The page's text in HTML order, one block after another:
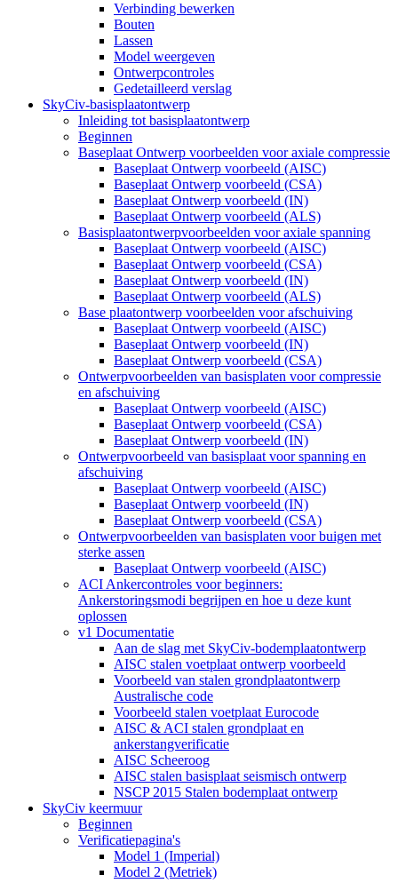
Verbinding bewerken
Bouten
Lassen
Model weergeven
Ontwerpcontroles
Gedetailleerd verslag
SkyCiv-basisplaatontwerp
Inleiding tot basisplaatontwerp
Beginnen
Baseplaat Ontwerp voorbeelden voor axiale compressie
Baseplaat Ontwerp voorbeeld (AISC)
Baseplaat Ontwerp voorbeeld (CSA)
Baseplaat Ontwerp voorbeeld (IN)
Baseplaat Ontwerp voorbeeld (ALS)
Basisplaatontwerpvoorbeelden voor axiale spanning
Baseplaat Ontwerp voorbeeld (AISC)
Baseplaat Ontwerp voorbeeld (CSA)
Baseplaat Ontwerp voorbeeld (IN)
Baseplaat Ontwerp voorbeeld (ALS)
Base plaatontwerp voorbeelden voor afschuiving
Baseplaat Ontwerp voorbeeld (AISC)
Baseplaat Ontwerp voorbeeld (IN)
Baseplaat Ontwerp voorbeeld (CSA)
Ontwerpvoorbeelden van basisplaten voor compressie
en afschuiving
Baseplaat Ontwerp voorbeeld (AISC)
Baseplaat Ontwerp voorbeeld (CSA)
Baseplaat Ontwerp voorbeeld (IN)
Ontwerpvoorbeeld van basisplaat voor spanning en
afschuiving
Baseplaat Ontwerp voorbeeld (AISC)
Baseplaat Ontwerp voorbeeld (IN)
Baseplaat Ontwerp voorbeeld (CSA)
Ontwerpvoorbeelden van basisplaten voor buigen met
sterke assen
Baseplaat Ontwerp voorbeeld (AISC)
ACI Ankercontroles voor beginners:
Ankerstoringsmodi begrijpen en hoe u deze kunt
oplossen
v1 Documentatie
Aan de slag met SkyCiv-bodemplaatontwerp
AISC stalen voetplaat ontwerp voorbeeld
Voorbeeld van stalen grondplaatontwerp
Australische code
Voorbeeld stalen voetplaat Eurocode
AISC & ACI stalen grondplaat en
ankerstangverificatie
AISC Scheeroog
AISC stalen basisplaat seismisch ontwerp
NSCP 2015 Stalen bodemplaat ontwerp
SkyCiv keermuur
Beginnen
Verificatiepagina's
Model 1 (Imperial)
Model 2 (Metriek)